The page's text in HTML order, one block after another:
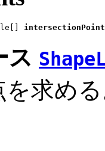
ス
を求め